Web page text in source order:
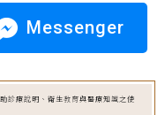
Messenger
診療說明、衛生教育與醫療知識之使